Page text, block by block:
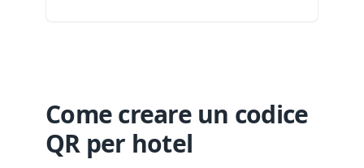
Come creare un codice
QR per hotel